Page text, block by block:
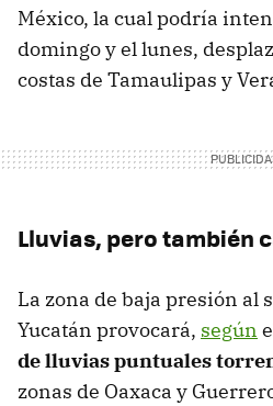
México, la cual podría
domingo y el lunes,
costas de Tamaulipas y
Lluvias, pero también
La zona de baja presión al
Yucatán provocará, según
de lluvias puntuales
zonas de Oaxaca y